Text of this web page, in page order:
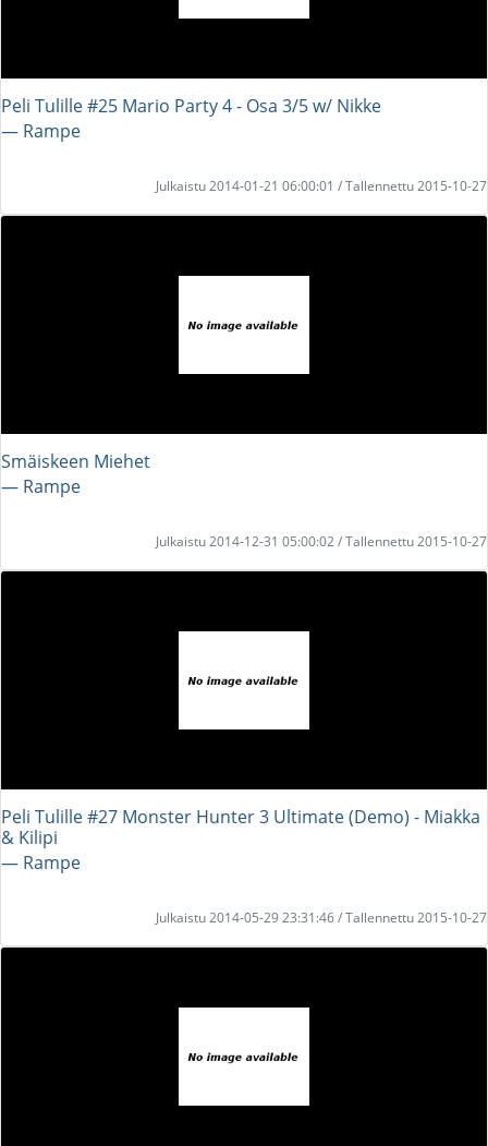
Peli Tulille #25 Mario Party 4 - Osa 3/5 w/ Nikke
― Rampe
Julkaistu 2014-01-21 06:00:01 / Tallennettu 2015-10-27
Smäiskeen Miehet
― Rampe
Julkaistu 2014-12-31 05:00:02 / Tallennettu 2015-10-27
Peli Tulille #27 Monster Hunter 3 Ultimate (Demo) - Miakka
& Kilipi
― Rampe
Julkaistu 2014-05-29 23:31:46 / Tallennettu 2015-10-27